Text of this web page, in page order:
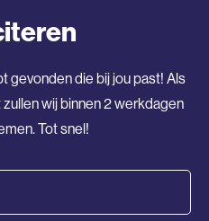
gevonden die bij jou past! Als
wij binnen 2 werkdagen
Tot snel!